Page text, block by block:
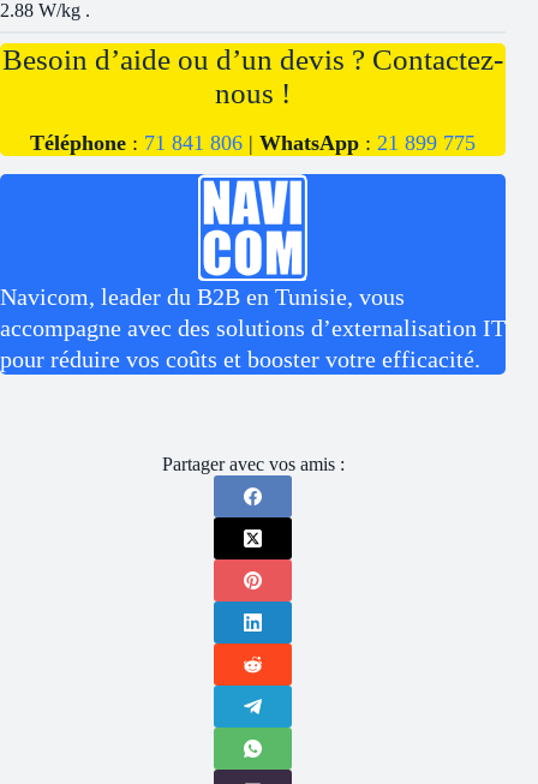
2.88 W/kg .
Besoin d’aide ou d’un devis ? Contactez-
nous !
Téléphone : 71 841 806 |WhatsApp :21 899 775
Navicom, leader du B2B en Tunisie, vous
accompagne avec des solutions d’externalisation IT
pour réduire vos coûts et booster votre efficacité.
Partager avec vos amis :